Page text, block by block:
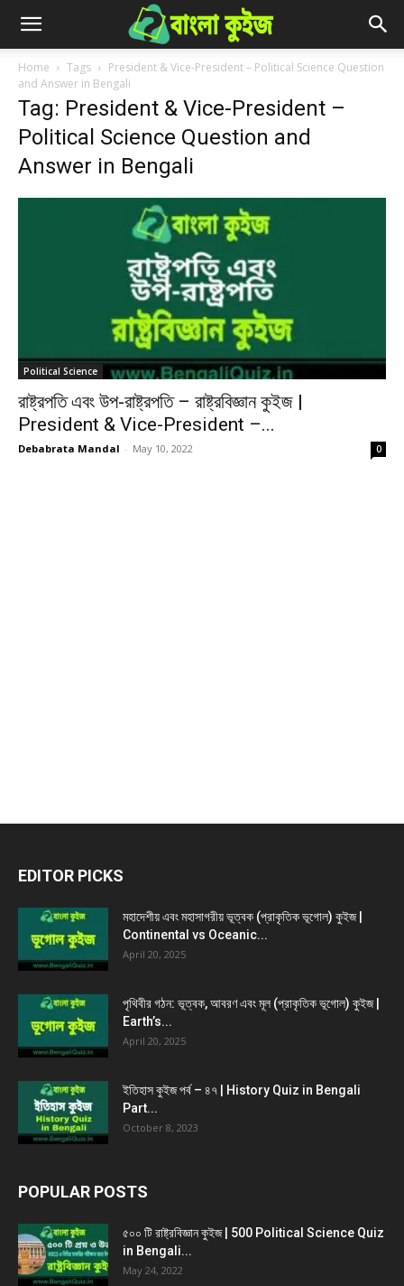
Home Tags
President & Vice-President – Political Science Question
and Answer in Bengali
Tag: President & Vice-President –
Political Science Question and
Answer in Bengali
Political Science
রাষ্ট্রপতি এবং উপ-রাষ্ট্রপতি – রাষ্ট্রবিজ্ঞান কুইজ |
President & Vice-President –...
Debabrata Mandal - May 10, 2022 0
EDITOR PICKS
মহাদেশীয় এবং মহাসাগরীয় ভূত্বক (প্রাকৃতিক ভূগোল) কুইজ |
Continental vs Oceanic...
April 20, 2025
পৃথিবীর গঠন: ভূত্বক, আবরণ এবং মূল (প্রাকৃতিক ভূগোল) কুইজ |
Earth’s...
April 20, 2025
ইতিহাস কুইজ পর্ব – ৪৭ | History Quiz in Bengali
Part...
October 8, 2023
POPULAR POSTS
৫০০ টি রাষ্ট্রবিজ্ঞান কুইজ | 500 Political Science Quiz
in Bengali...
May 24, 2022